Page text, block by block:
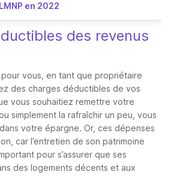
en 2022
des revenus
vous, en tant que propriétaire
des charges déductibles de vos
vous souhaitiez remettre votre
simplement la rafraîchir un peu, vous
votre épargne. Or, ces dépenses
car l’entretien de son patrimoine
pour s’assurer que ses
des logements décents et aux